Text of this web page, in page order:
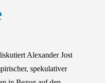
Alexander Jost
spekulativer